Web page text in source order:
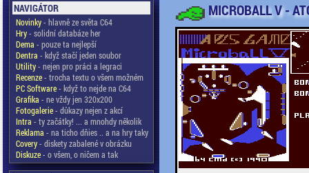
NAVIGÁTOR
Novinky- hlavně ze světa C64
Hry- solidní databáze her
Dema - pouze ta nejlepší
Dentra - když stačí jeden soubor
Utility- nejen pro práci a legraci
Recenze- trocha textu o všem možném
PC Software- když to nejde na C64
Grafika - ne vždy jen 320x200
Fotogalerie- důkazy nejen z akcí
Intra - ty začátky! ... a mnohdy několik
Reklama - na ticho dňies .. a na hry taky
Covery- diskety zabalené v obrázku
Diskuze- o všem, o ničem a tak
MICROBALL V -